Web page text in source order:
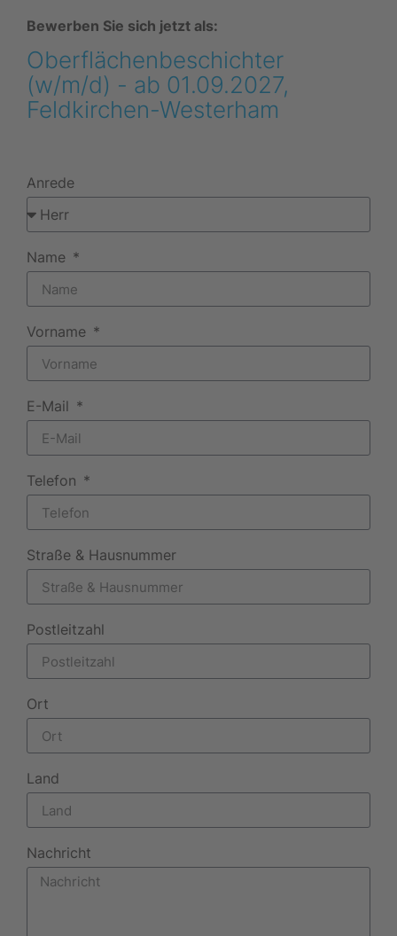
Bewerben Sie sich jetzt als:
Oberflächenbeschichter
(w/m/d) - ab 01.09.2027,
Feldkirchen-Westerham
Anrede
Name
Vorname
E-Mail
Telefon
Straße & Hausnummer
Postleitzahl
Ort
Land
Nachricht